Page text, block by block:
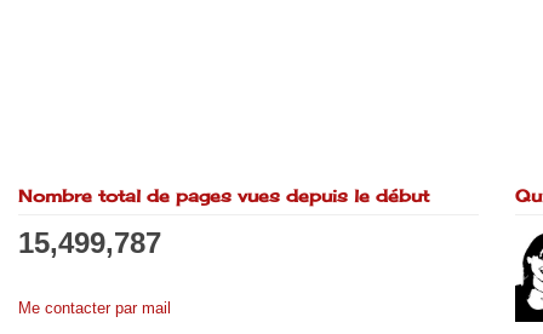
Nombre total de pages vues depuis le début
15,499,787
Me contacter par mail